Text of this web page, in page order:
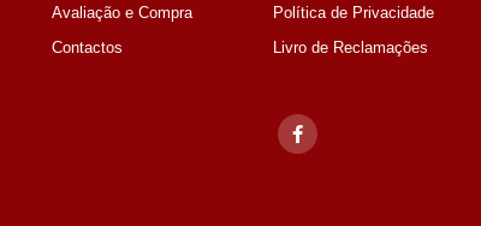
Avaliação e Compra
Contactos
Política de Privacidade
Livro de Reclamações